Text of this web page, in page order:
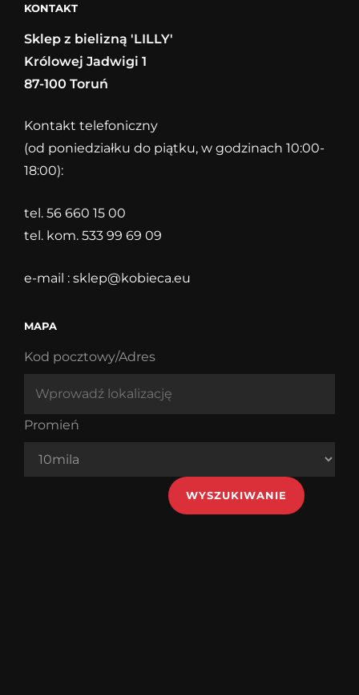
KONTAKT
Sklep z bielizną 'LILLY'
Królowej Jadwigi 1
87-100 Toruń
Kontakt telefoniczny
(od poniedziałku do piątku, w godzinach 10:00-
18:00):
tel. 56 660 15 00
tel. kom. 533 99 69 09
e-mail : sklep@kobieca.eu
MAPA
Kod pocztowy/Adres
Promień